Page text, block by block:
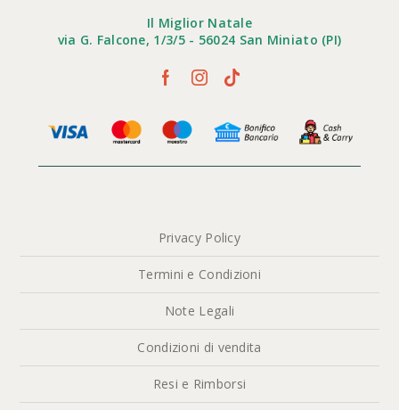
Il Miglior Natale
via G. Falcone, 1/3/5 - 56024 San Miniato (PI)
Privacy Policy
Termini e Condizioni
Note Legali
Condizioni di vendita
Resi e Rimborsi